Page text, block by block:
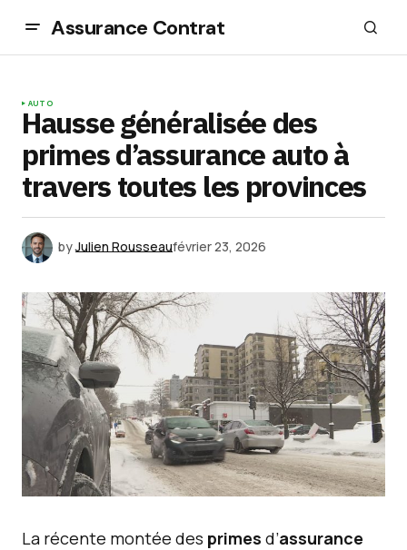
Assurance Contrat
AUTO
Hausse généralisée des
primes d’assurance auto à
travers toutes les provinces
byJulien Rousseaufévrier 23, 2026
La récente montée des primes d’assurance